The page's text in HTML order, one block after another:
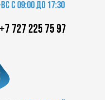
с 09:00 до 17:30
+7 727 225 75 97